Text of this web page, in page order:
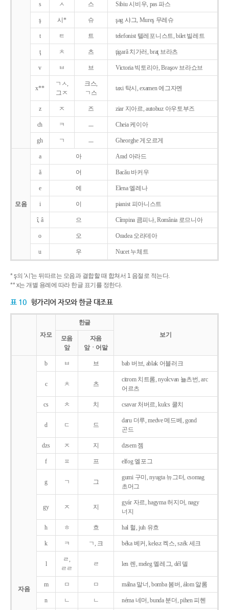
s ㅅ 스 Sibiu 시비우, pas 파스
ş 시* 슈 şag 샤그, Mureş 무레슈
t ㅌ 트 telefonist 텔레포니스트, bilet 빌레트
ţ ㅊ 츠 ţigarǎ 치가러, braţ 브라츠
v ㅂ 브 Victoria 빅토리아, Braşov 브라쇼브
x**
ㄱㅅ,
그ㅈ
크스,
ㄱ스
taxi 탁시, examen 에그자멘
z ㅈ 즈 ziar 지아르, autobuz 아우토부즈
ch ㅋ ㅡ Cheia 케이아
gh ㄱ ㅡ Gheorghe 게오르게
모음
a 아 Arad 아라드
ǎ 어 Bacǎu 바커우
e 에 Elena 엘레나
i 이 pianist 피아니스트
î, â 으 Cîmpina 큼피나, România 로므니아
o 오 Oradea 오라데아
u 우 Nucet 누체트
* ş의 '시'는 뒤따르는 모음과 결합할 때 합쳐서 1 음절로 적는다.
** x는 개별 용례에 따라 한글 표기를 정한다.
표 10 헝가리어 자모와 한글 대조표
자모
한글
보기
모음
앞
자음
앞ㆍ어말
자음
b ㅂ 브 bab 버브, ablak 어블러크
c ㅊ 츠
citrom 치트롬, nyolcvan 뇰츠번, arc
어르츠
cs ㅊ 치 csavar 처버르, kulcs 쿨치
d ㄷ 드
daru 더루, medve 메드베, gond
곤드
dzs ㅈ 지 dzsem 젬
f ㅍ 프 elfog 엘포그
g ㄱ 그
gumi 구미, nyugta 뉴그터, csomag
초머그
gy ㅈ 지
gyár 자르, hagyma 허지머, nagy
너지
h ㅎ 흐 hal 헐, juh 유흐
k ㅋ ㄱ, 크 béka 베커, keksz 켁스, szék 세크
l
ㄹ,
ㄹㄹ
ㄹ len 렌, meleg 멜레그, dél 델
m ㅁ ㅁ málna 말너, bomba 봄버, álom 알롬
n ㄴ ㄴ néma 네머, bunda 분더, pihen 피헨